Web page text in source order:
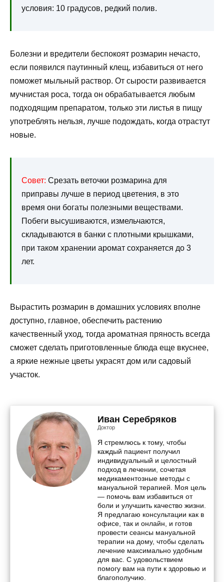
условия: 10 градусов, редкий полив.
Болезни и вредители беспокоят розмарин нечасто,
если появился паутинный клещ, избавиться от него
поможет мыльный раствор. От сырости развивается
мучнистая роса, тогда он обрабатывается любым
подходящим препаратом, только эти листья в пищу
употреблять нельзя, лучше подождать, когда отрастут
новые.
Совет: Срезать веточки розмарина для
приправы лучше в период цветения, в это
время они богаты полезными веществами.
Побеги высушиваются, измельчаются,
складываются в банки с плотными крышками,
при таком хранении аромат сохраняется до 3
лет.
Вырастить розмарин в домашних условиях вполне
доступно, главное, обеспечить растению
качественный уход, тогда ароматная пряность всегда
сможет сделать приготовленные блюда еще вкуснее,
а яркие нежные цветы украсят дом или садовый
участок.
Иван Серебряков
Доктор
Я стремлюсь к тому, чтобы
каждый пациент получил
индивидуальный и целостный
подход в лечении, сочетая
медикаментозные методы с
мануальной терапией. Моя цель
— помочь вам избавиться от
боли и улучшить качество жизни.
Я предлагаю консультации как в
офисе, так и онлайн, и готов
провести сеансы мануальной
терапии на дому, чтобы сделать
лечение максимально удобным
для вас. С удовольствием
помогу вам на пути к здоровью и
благополучию.